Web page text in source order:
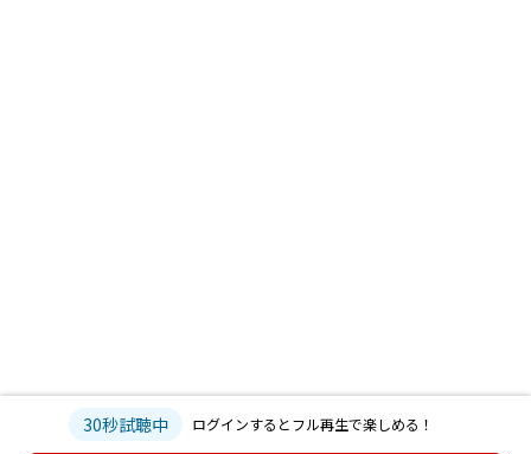
30秒試聴中 ログインするとフル再生で楽しめる！